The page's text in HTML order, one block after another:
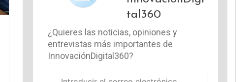
tal360
¿Quieres las noticias, opiniones y
entrevistas más importantes de
InnovaciónDigital360?